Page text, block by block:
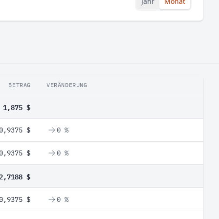
BETRAG VERÄNDERUNG
1,875 $
$ 0 %
$ 0 %
$
$ 0 %